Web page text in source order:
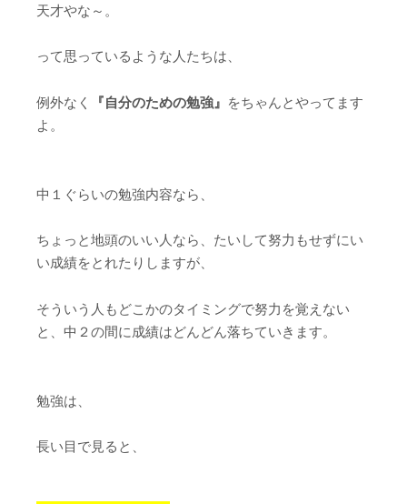
天才やな～。
って思っているような人たちは、
例外なく 『自分のための勉強』 をちゃんとやってます
よ。
中１ぐらいの勉強内容なら、
ちょっと地頭のいい人なら、たいして努力もせずにい
い成績をとれたりしますが、
そういう人もどこかのタイミングで努力を覚えない
と、中２の間に成績はどんどん落ちていきます。
勉強は、
長い目で見ると、